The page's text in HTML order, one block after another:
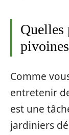
Quelles
Comme
entretenir
est une
jardiniers